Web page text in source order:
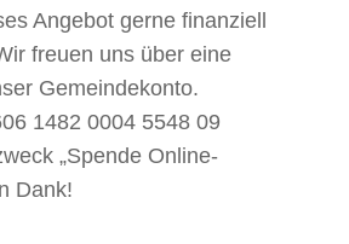
Angebot gerne finanziell
freuen uns über eine
Gemeindekonto.
1482 0004 5548 09
„Spende Online-
Dank!